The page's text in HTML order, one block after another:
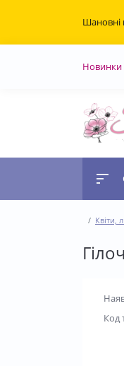
Шановні
Новинки
Квіти,
Код